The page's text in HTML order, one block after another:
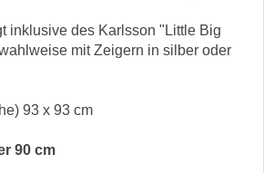
inklusive des Karlsson "Little Big
mit Zeigern in silber oder
93 x 93 cm
90 cm